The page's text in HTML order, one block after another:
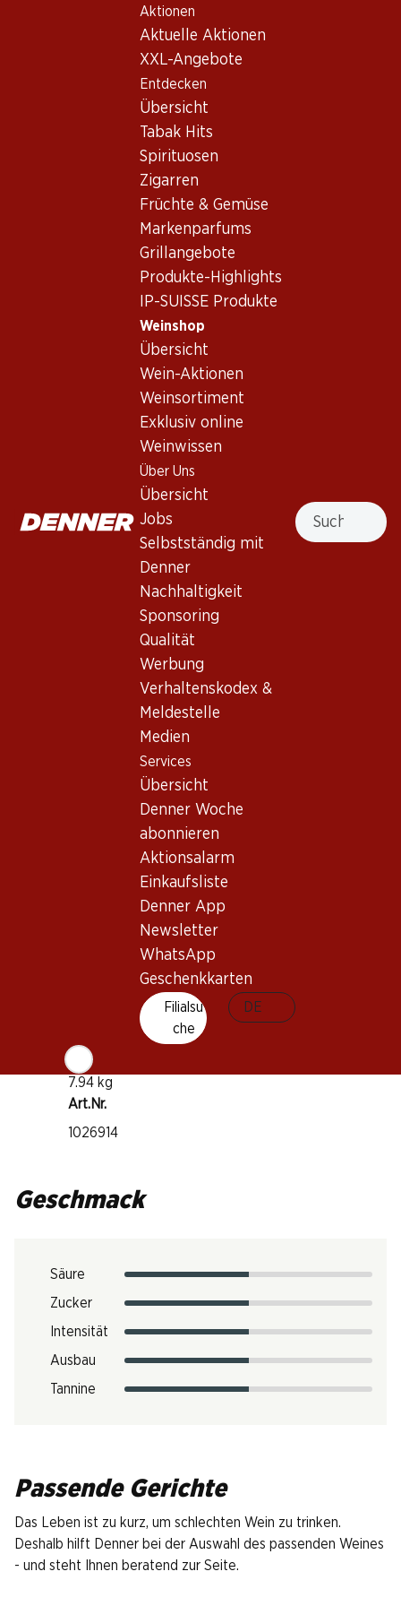
Aktionen
Aktuelle Aktionen
XXL-Angebote
Entdecken
Übersicht
Tabak Hits
Spirituosen
Zigarren
Früchte & Gemüse
Markenparfums
Grillangebote
Produkte-Highlights
IP-SUISSE Produkte
Weinshop
Übersicht
Wein-Aktionen
Weinsortiment
Exklusiv online
Weinwissen
Über Uns
Übersicht
Jobs
Selbstständig mit
Denner
Nachhaltigkeit
Sponsoring
Qualität
Werbung
Verhaltenskodex &
Meldestelle
Medien
Services
Übersicht
Denner Woche
abonnieren
Aktionsalarm
Einkaufsliste
Denner App
Newsletter
WhatsApp
Geschenkkarten
Filialsu
che
DE
Suche
Wein/Champagner
Mittelmeer
Belrose Méditerranée IGP Rosé
Vorderseite Rückseite
Belrose Méditerranée IGP Rosé
Mittelmeer
Blasses Rosa. Zarter Duft von weissen Früchten, roten
Beeren und frischen Blumen. Mittlerer Körper, mit angenehm
erfrischender Säure und langem Abgang.
Wissenswertes
diverse Rebsorten
Trinktemperatur
CO2-Fussabdruck
7.94 kg
Art.Nr.
1026914
Geschmack
Säure
Zucker
Intensität
Ausbau
Tannine
Passende Gerichte
Das Leben ist zu kurz, um schlechten Wein zu trinken.
Deshalb hilft Denner bei der Auswahl des passenden Weines
- und steht Ihnen beratend zur Seite.